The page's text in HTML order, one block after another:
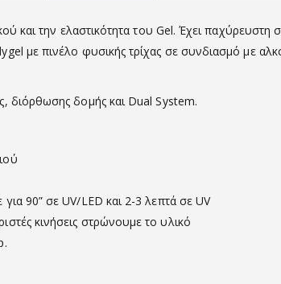
και την ελαστικότητα του Gel. Έχει παχύρευστη
με πινέλο φυσικής τρίχας σε συνδιασμό με
διόρθωσης δομής και Dual System.
90” σε UV/LED και 2-3 λεπτά σε UV
κινήσεις στρώνουμε το υλικό